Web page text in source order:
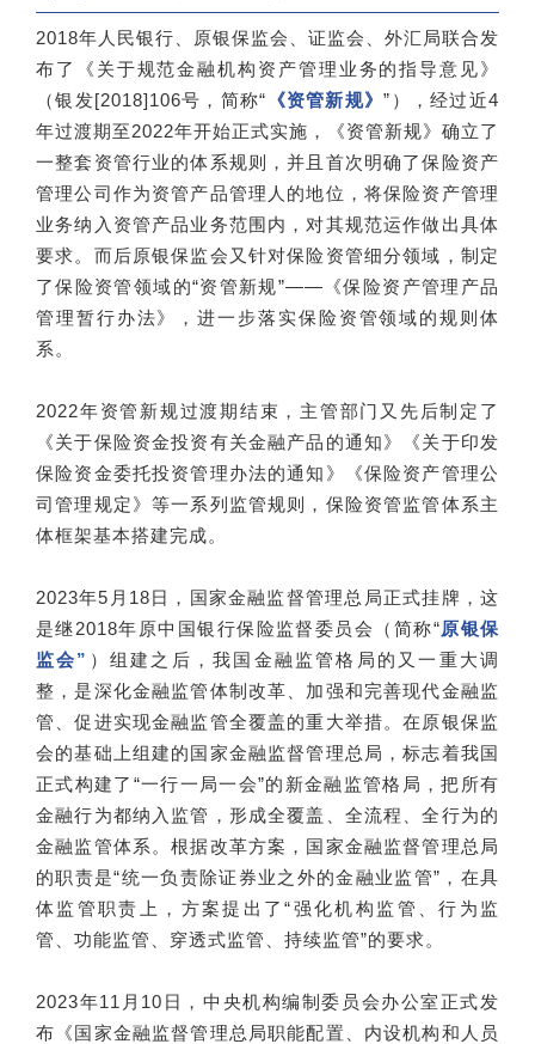
2018年人民银行、原银保监会、证监会、外汇局联合发
布了《关于规范金融机构资产管理业务的指导意见》
（银发[2018]106号，简称“ 《资管新规》”），经过近4
年过渡期至2022年开始正式实施，《资管新规》确立了
一整套资管行业的体系规则，并且首次明确了保险资产
管理公司作为资管产品管理人的地位，将保险资产管理
业务纳入资管产品业务范围内，对其规范运作做出具体
要求。而后原银保监会又针对保险资管细分领域，制定
了保险资管领域的“资管新规”——《保险资产管理产品
管理暂行办法》，进一步落实保险资管领域的规则体
系。
2022年资管新规过渡期结束，主管部门又先后制定了
《关于保险资金投资有关金融产品的通知》《关于印发
保险资金委托投资管理办法的通知》《保险资产管理公
司管理规定》等一系列监管规则，保险资管监管体系主
体框架基本搭建完成。
2023年5月18日，国家金融监督管理总局正式挂牌，这
是继2018年原中国银行保险监督委员会（简称“原银保
监会” ）组建之后，我国金融监管格局的又一重大调
整，是深化金融监管体制改革、加强和完善现代金融监
管、促进实现金融监管全覆盖的重大举措。在原银保监
会的基础上组建的国家金融监督管理总局，标志着我国
正式构建了“一行一局一会”的新金融监管格局，把所有
金融行为都纳入监管，形成全覆盖、全流程、全行为的
金融监管体系。根据改革方案，国家金融监督管理总局
的职责是“统一负责除证券业之外的金融业监管”，在具
体监管职责上，方案提出了“强化机构监管、行为监
管、功能监管、穿透式监管、持续监管”的要求。
2023年11月10日，中央机构编制委员会办公室正式发
布《国家金融监督管理总局职能配置、内设机构和人员